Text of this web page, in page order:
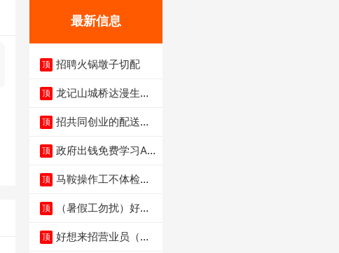
最新信息
顶 招聘火锅墩子切配
顶 龙记山城桥达漫生活
顶 招共同创业的配送伙
顶 政府出钱免费学习AI
顶 马鞍操作工不体检男
顶
（暑假工勿扰）好想
顶 好想来招营业员（不